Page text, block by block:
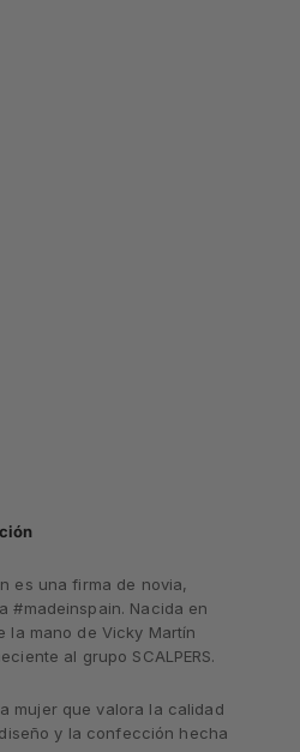
es una firma de novia,
#madeinspain. Nacida en
la mano de Vicky Martín
al grupo SCALPERS.
mujer que valora la calidad
y la confección hecha